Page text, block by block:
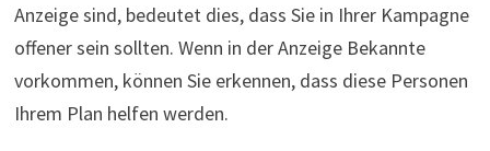
Anzeige sind, bedeutet dies, dass Sie in Ihrer Kampagne
offener sein sollten. Wenn in der Anzeige Bekannte
vorkommen, können Sie erkennen, dass diese Personen
Ihrem Plan helfen werden.